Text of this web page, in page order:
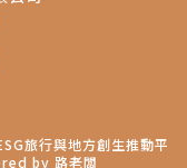
旅行與地方創生推動平
by 路老闆